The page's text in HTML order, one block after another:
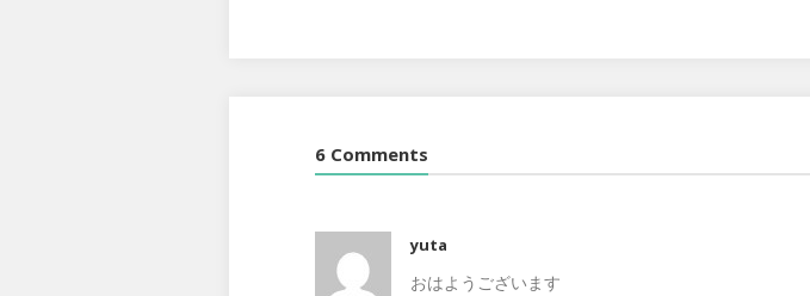
6 Comments
yuta
おはようございます